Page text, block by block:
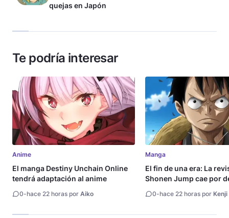
quejas en Japón
Te podría interesar
Anime
El manga Destiny Unchain Online
tendrá adaptación al anime
0-hace 22 horas por Aiko
Manga
El fin de una era: La
Shonen Jump cae por
0-hace 22 horas por Kenji